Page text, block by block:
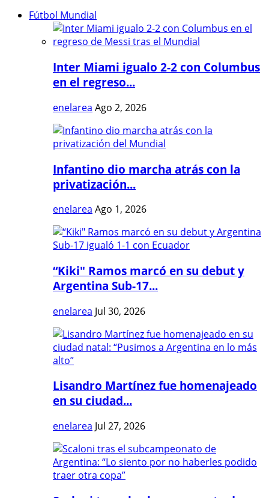
Fútbol Mundial
Inter Miami igualo 2-2 con Columbus
en el regreso...
enelarea Ago 2, 2026
Infantino dio marcha atrás con la
privatización...
enelarea Ago 1, 2026
“Kiki" Ramos marcó en su debut y
Argentina Sub-17...
enelarea Jul 30, 2026
Lisandro Martínez fue homenajeado
en su ciudad...
enelarea Jul 27, 2026